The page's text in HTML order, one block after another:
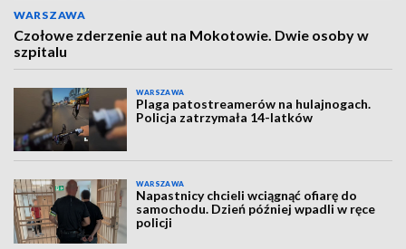
WARSZAWA
Czołowe zderzenie aut na Mokotowie. Dwie osoby w
szpitalu
WARSZAWA
Plaga patostreamerów na hulajnogach.
Policja zatrzymała 14-latków
WARSZAWA
Napastnicy chcieli wciągnąć ofiarę do
samochodu. Dzień później wpadli w ręce
policji